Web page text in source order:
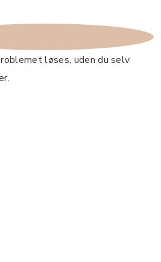
løses, uden du selv